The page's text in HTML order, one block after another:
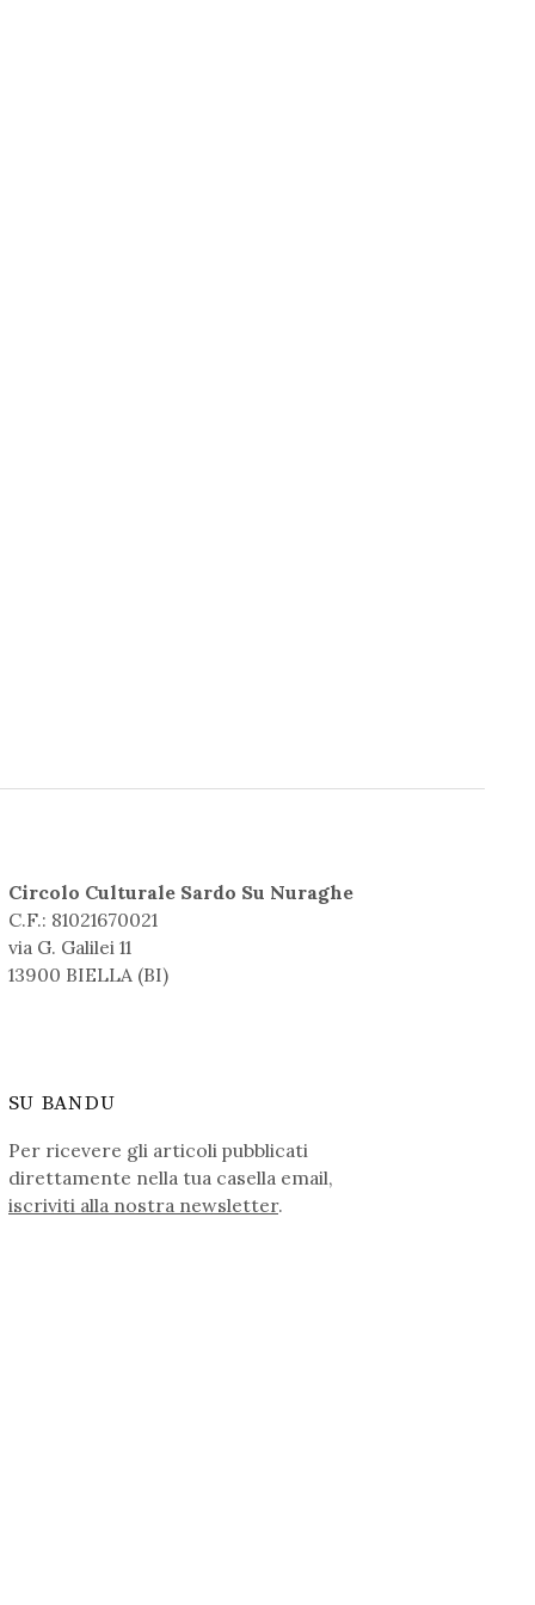
Circolo Culturale Sardo Su Nuraghe
C.F.: 81021670021
via G. Galilei 11
13900 BIELLA (BI)
SU BANDU
Per ricevere gli articoli pubblicati
direttamente nella tua casella email,
iscriviti alla nostra newsletter.